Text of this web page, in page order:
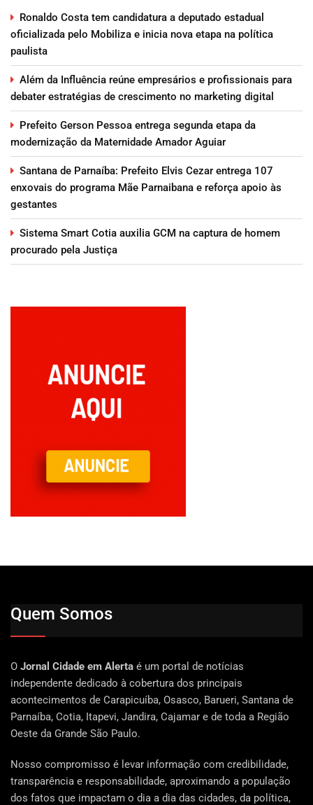
Ronaldo Costa tem candidatura a deputado estadual
oficializada pelo Mobiliza e inicia nova etapa na política
paulista
Além da Influência reúne empresários e profissionais para
debater estratégias de crescimento no marketing digital
Prefeito Gerson Pessoa entrega segunda etapa da
modernização da Maternidade Amador Aguiar
Santana de Parnaíba: Prefeito Elvis Cezar entrega 107
enxovais do programa Mãe Parnaibana e reforça apoio às
gestantes
Sistema Smart Cotia auxilia GCM na captura de homem
procurado pela Justiça
Quem Somos
O Jornal Cidade em Alerta é um portal de notícias
independente dedicado à cobertura dos principais
acontecimentos de Carapicuíba, Osasco, Barueri, Santana de
Parnaíba, Cotia, Itapevi, Jandira, Cajamar e de toda a Região
Oeste da Grande São Paulo.
Nosso compromisso é levar informação com credibilidade,
transparência e responsabilidade, aproximando a população
dos fatos que impactam o dia a dia das cidades, da política,